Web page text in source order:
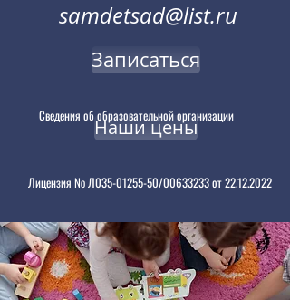
samdetsad@list.ru
Записаться
Сведения об образовательной организации
Лицензия № Л035-01255-50/00633233 от 22.12.2022
Наши цены